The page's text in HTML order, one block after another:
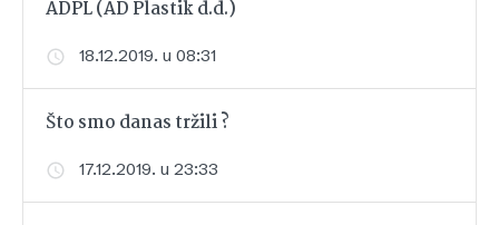
ADPL (AD Plastik d.d.)
18.12.2019. u 08:31
Što smo danas tržili ?
17.12.2019. u 23:33